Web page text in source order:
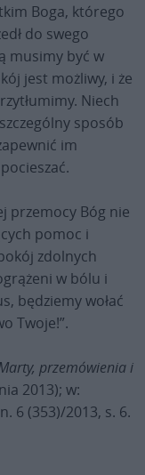
Boga, którego
do swego
musimy być w
jest możliwy, i że
Niech
sposób
im
przemocy Bóg nie
pomoc i
zdolnych
w bólu i
będziemy wołać
Twoje!”.
przemówienia i
2013); w:
6 (353)/2013, s. 6.